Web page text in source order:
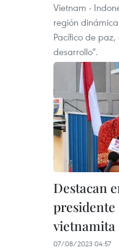
Vietnam -
región
Pacífico de
desarrollo".
Destacan
vietnamita
07/08/2023 04:57